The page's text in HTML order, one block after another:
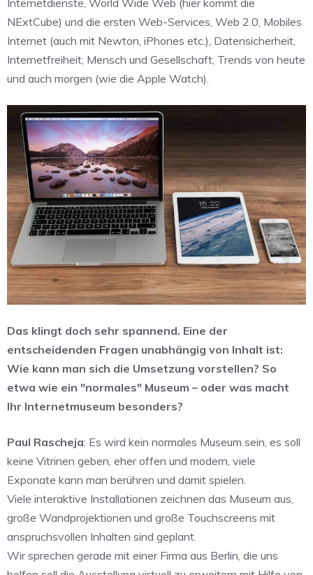
Internetdienste, World Wide Web (hier kommt die
NExtCube) und die ersten Web-Services, Web 2.0, Mobiles
Internet (auch mit Newton, iPhones etc.), Datensicherheit,
Internetfreiheit, Mensch und Gesellschaft, Trends von heute
und auch morgen (wie die Apple Watch).
Das klingt doch sehr spannend. Eine der
entscheidenden Fragen unabhängig von Inhalt ist:
Wie kann man sich die Umsetzung vorstellen? So
etwa wie ein "normales" Museum – oder was macht
Ihr Internetmuseum besonders?
Paul Rascheja: Es wird kein normales Museum sein, es soll
keine Vitrinen geben, eher offen und modern, viele
Exponate kann man berühren und damit spielen.
Viele interaktive Installationen zeichnen das Museum aus,
große Wandprojektionen und große Touchscreens mit
anspruchsvollen Inhalten sind geplant.
Wir sprechen gerade mit einer Firma aus Berlin, die uns